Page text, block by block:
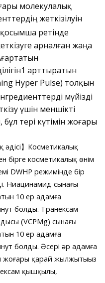
молекулалық
жеткізілуін
ретінде
арналған жаңа
арттыратын
Hyper Pulse) толқын
мүйізді
үшін меншікті
тері күтімін жоғары
】Косметикалық
бірге косметикалық өнім
DWHP режимінде бір
Ниацинамид сынағы
10 ер адамға
болды. Транексам
(VCPMg) сынағы
10 ер адамға
болды. Әсері әр адамға
қарай жылжытыңыз
қышқылы,